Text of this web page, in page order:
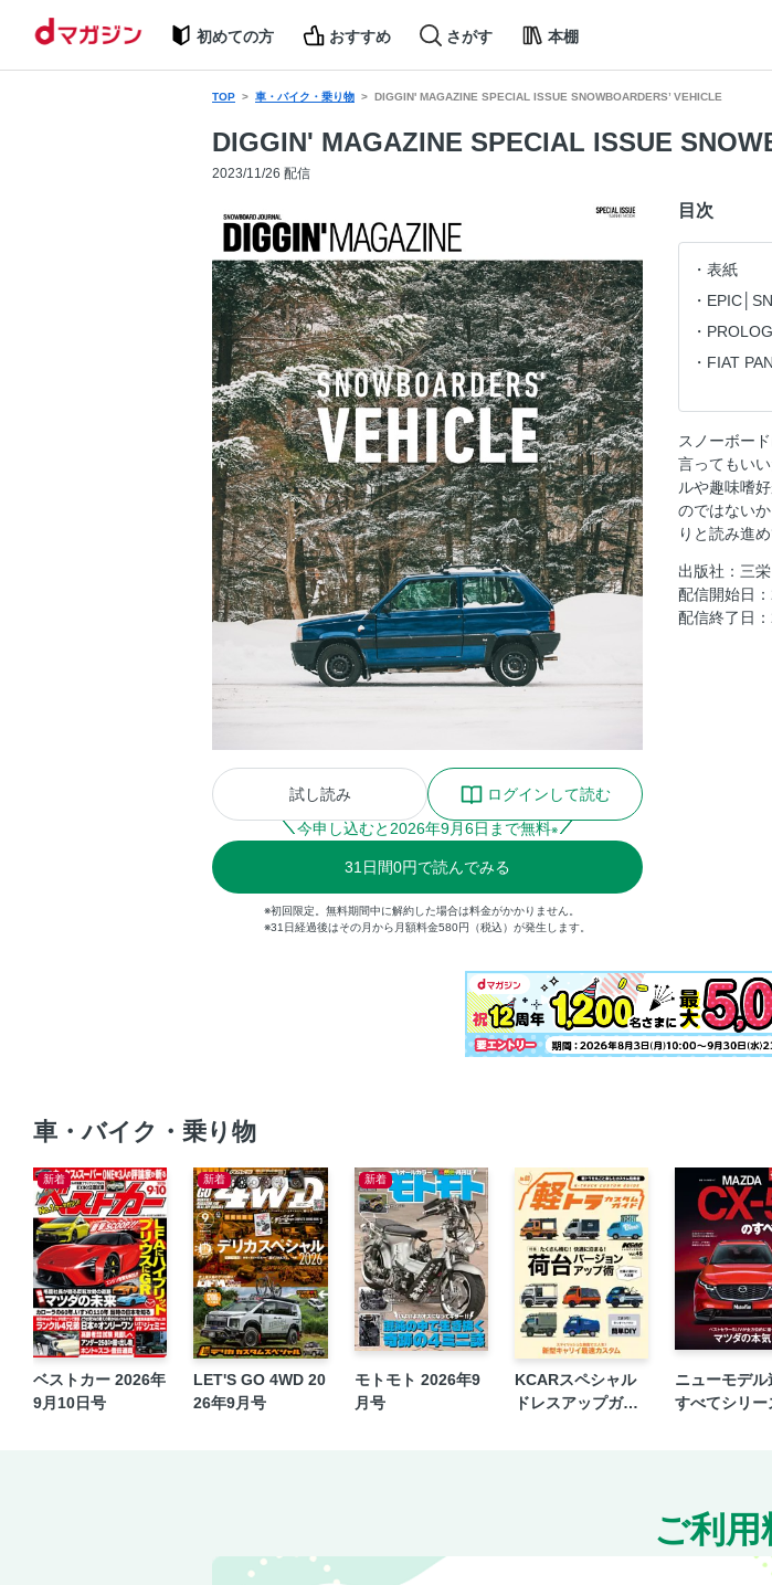
初めての方 おすすめ さがす 本棚
TOP 車・バイク・乗り物 DIGGIN' MAGAZINE SPECIAL ISSUE SNOWBOARDERS’ VEHICLE
DIGGIN' MAGAZINE SPECIAL ISSUE
2023/11/26 配信
試し読み
ログインして読む
今申し込むと 2026年9月6日まで無料※
31 日間0円で読んでみる
※初回限定。無料期間中に解約した場合は料金がかかりません。
※31日経過後はその月から月額料金580円（税込）が発生します。
目次
表紙
FIAT
TARO
REAR
WHAT
SPRING
HOME
LIMITS
キャンピ
スノーボー
言ってもい
ルや趣味嗜
のではない
りと読み進
出版社：三栄
配信開始日
配信終了日
車・バイク・乗り物
新着
ベストカー 2026年
9月10日号
新着
LET'S GO 4WD 20
26年9月号
新着
モトモト 2026年9
月号
KCARスペシャル
ドレスアップガイ
ニューモデル
すべてシリー
ご利用